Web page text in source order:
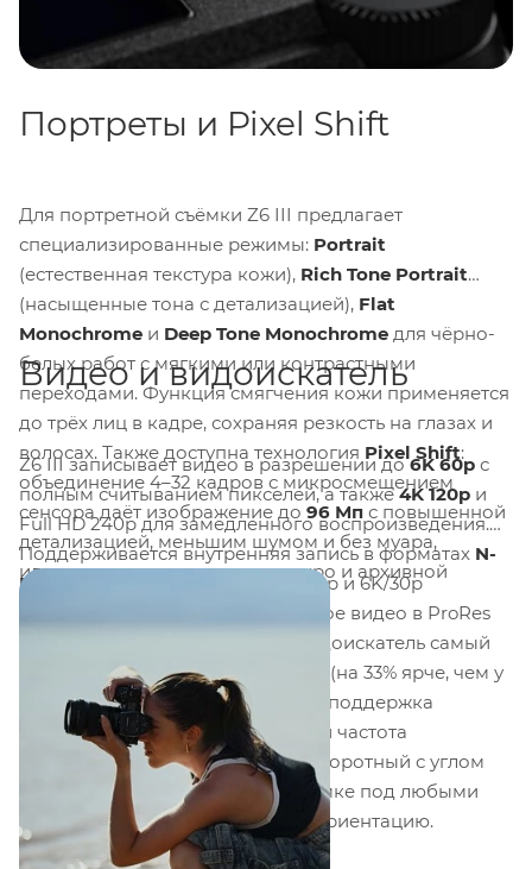
выполняется со скоростью120 раз в секунду
Портреты и Pixel Shift
Для портретной съёмки Z6 III предлагает
специализированные режимы: Portrait
(естественная текстура кожи), Rich Tone Portrait
(насыщенные тона с детализацией), Flat
Monochrome и Deep Tone Monochrome для чёрно-
белых работ с мягкими или контрастными
переходами. Функция смягчения кожи применяется
до трёх лиц в кадре, сохраняя резкость на глазах и
волосах. Также доступна технология Pixel Shift:
объединение 4–32 кадров с микросмещением
сенсора даёт изображение до 96 Мп с повышенной
детализацией, меньшим шумом и без муара,
идеально для архитектуры, макро и архивной
Видео и видоискатель
Z6 III записывает видео в разрешении до6K 60p с
полным считыванием пикселей, а также4K 120p и
Full HD 240p для замедленного воспроизведения.
Поддерживается внутренняя запись в форматах N-
RAW
(до 6K/60p и 6K/30p
соответственно), а также 10-битное видео в ProRes
422 HQ и H.265. Электронный видоискатель самый
яркий в истории Nikon:
(на 33% ярче, чем у
Z9), разрешение
5,76 млн точек
, поддержка
цветового пространстваDCI-P3
и частота
обновления до120 Гц. Экран поворотный с углом
наклона до 170°
, удобен при съёмке под любыми
углами, включая вертикальную ориентацию.